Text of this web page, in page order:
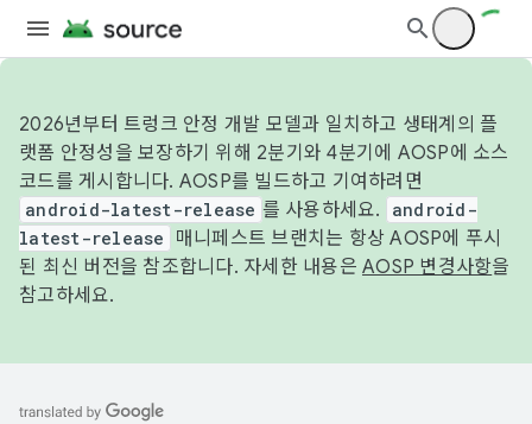
2026년부터 트렁크 안정 개발 모델과 일치하고 생태계의 플
랫폼 안정성을 보장하기 위해 2분기와 4분기에 AOSP에 소스
코드를 게시합니다. AOSP를 빌드하고 기여하려면
android-latest-release 를 사용하세요.
android-
latest-release
매니페스트 브랜치는 항상 AOSP에 푸시
된 최신 버전을 참조합니다. 자세한 내용은 AOSP 변경사항을
참고하세요.